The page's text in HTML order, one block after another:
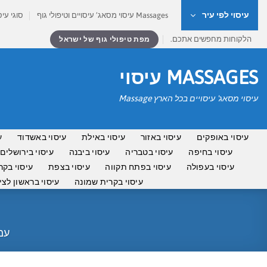
content
עיסוי לפי עיר Massages עיסוי מסאג’ עיסויים וטיפולי גוף סוגי
הלקוחות מחפשים אתכם. מפת טיפולי גוף של ישראל
MASSAGES עיסוי
עיסוי מסאג' עיסויים בכל הארץ Massage
עיסוי באופקים עיסוי באזור עיסוי באילת עיסוי באשדוד
עיסוי בחיפה
עיסוי בטבריה עיסוי ביבנה עיסוי בירושלים
עיסוי בעפולה
עיסוי בפתח תקווה עיסוי בצפת עיסוי
עיסוי בקרית שמונה
עיסוי בראשון